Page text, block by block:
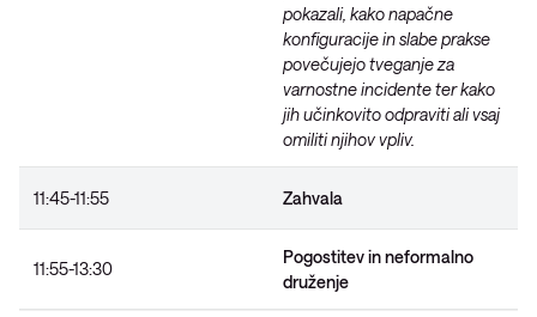
pokazali, kako napačne
konfiguracije in slabe prakse
povečujejo tveganje za
varnostne incidente ter kako
jih učinkovito odpraviti ali vsaj
omiliti njihov vpliv.
11:45-11:55 Zahvala
11:55-13:30
Pogostitev in neformalno
druženje